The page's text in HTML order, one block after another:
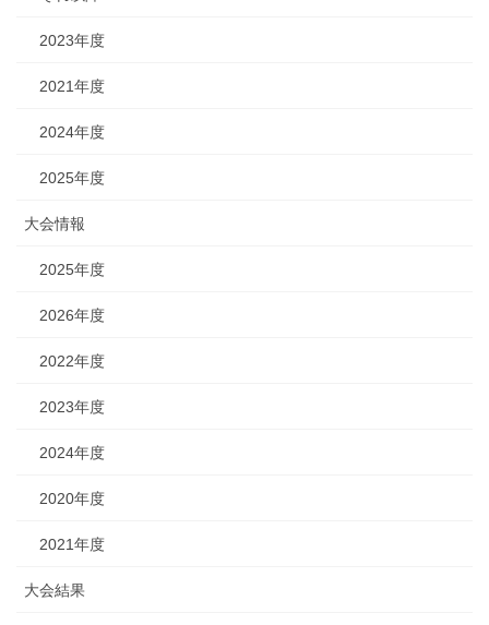
2023年度
2021年度
2024年度
2025年度
大会情報
2025年度
2026年度
2022年度
2023年度
2024年度
2020年度
2021年度
大会結果